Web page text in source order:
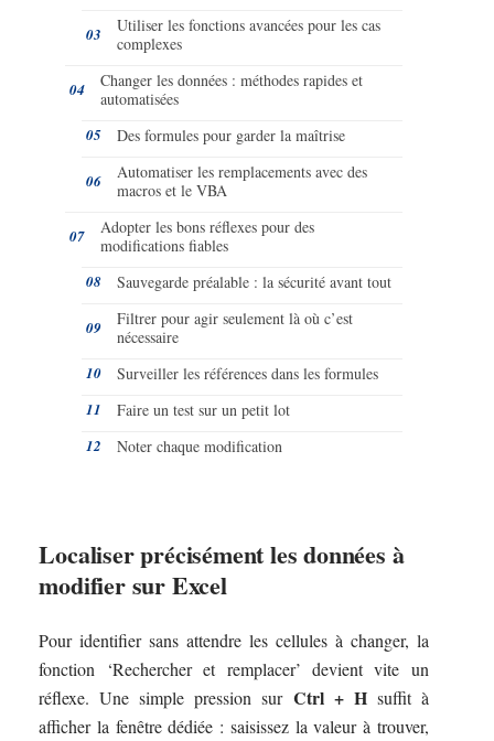
Utiliser les fonctions avancées pour les cas
complexes
Changer les données : méthodes rapides et
automatisées
Des formules pour garder la maîtrise
Automatiser les remplacements avec des
macros et le VBA
Adopter les bons réflexes pour des
modifications fiables
Sauvegarde préalable : la sécurité avant tout
Filtrer pour agir seulement là où c’est
nécessaire
Surveiller les références dans les formules
Faire un test sur un petit lot
Noter chaque modification
Localiser précisément les données à
modifier sur Excel
Pour identifier sans attendre les cellules à changer, la
fonction ‘Rechercher et remplacer’ devient vite un
réflexe. Une simple pression sur Ctrl + Hsuffit à
afficher la fenêtre dédiée : saisissez la valeur à trouver,